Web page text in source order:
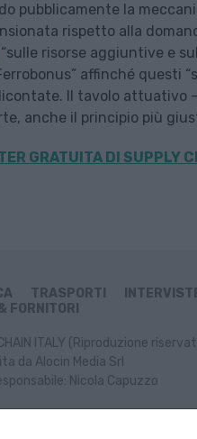
pubblicamente la
rispetto alla
“sulle risorse aggiuntive e
affinché questi
Il tavolo attuativo
anche il principio più
GRATUITA DI SUPPLY
TRASPORTI
FORNITORI
ITALY (Riproduzione
da Alocin Media Srl
Nicola Capuzzo